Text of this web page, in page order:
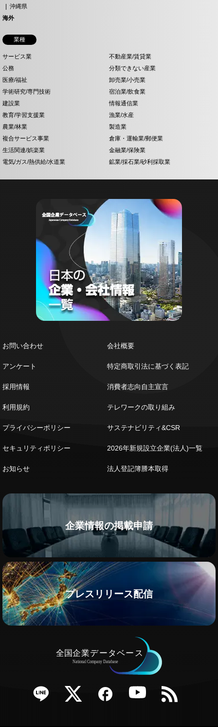
沖縄県
海外
業種
サービス業
不動産業/賃貸業
公務
分類できない産業
医療/福祉
卸売業/小売業
学術研究/専門技術
宿泊業/飲食業
建設業
情報通信業
教育/学習支援業
漁業/水産
農業/林業
製造業
複合サービス事業
倉庫・運輸業/郵便業
生活関連/娯楽業
金融業/保険業
電気/ガス/熱供給/水道業
鉱業/採石業/砂利採取業
お問い合わせ
アンケート
採用情報
利用規約
プライバシーポリシー
セキュリティポリシー
お知らせ
会社概要
特定商取引法に基づく表記
消費者志向自主宣言
テレワークの取り組み
サステナビリティ&CSR
2026年新規設立企業(法人)一覧
法人登記簿謄本取得
企業情報の掲載申請
プレスリリース配信
Twitter Facebook YouTube RSS